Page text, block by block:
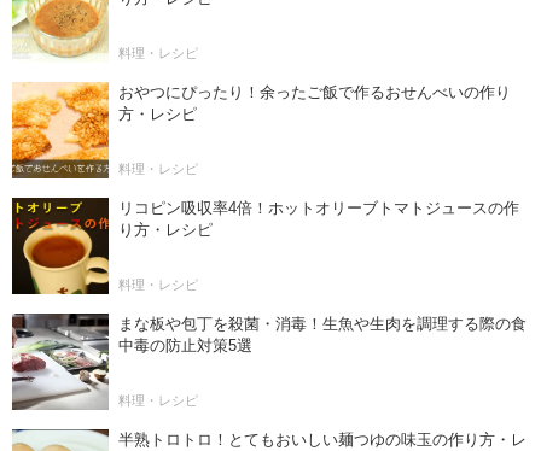
料理・レシピ
おやつにぴったり！余ったご飯で作るおせんべいの作り
方・レシピ
料理・レシピ
リコピン吸収率4倍！ホットオリーブトマトジュースの作
り方・レシピ
料理・レシピ
まな板や包丁を殺菌・消毒！生魚や生肉を調理する際の食
中毒の防止対策5選
料理・レシピ
半熟トロトロ！とてもおいしい麺つゆの味玉の作り方・レ